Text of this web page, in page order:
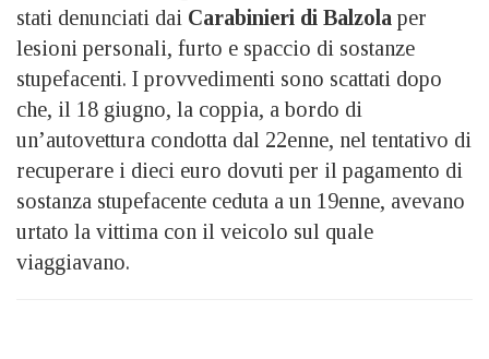
stati denunciati dai Carabinieri di Balzola per
lesioni personali, furto e spaccio di sostanze
stupefacenti. I provvedimenti sono scattati dopo
che, il 18 giugno, la coppia, a bordo di
un’autovettura condotta dal 22enne, nel tentativo di
recuperare i dieci euro dovuti per il pagamento di
sostanza stupefacente ceduta a un 19enne, avevano
urtato la vittima con il veicolo sul quale
viaggiavano.